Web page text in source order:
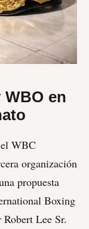
en
WBC
organización
propuesta
Boxing
Lee Sr.